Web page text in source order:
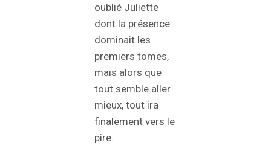
oublié Juliette
dont la présence
dominait les
premiers tomes,
mais alors que
tout semble aller
mieux, tout ira
finalement vers le
pire.